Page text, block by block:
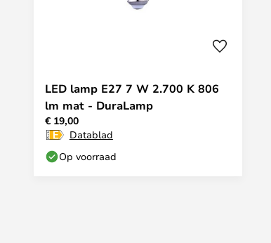
LED lamp E27 7 W 2.700 K 806
lm mat - DuraLamp
€ 19,00
Datablad
Op voorraad